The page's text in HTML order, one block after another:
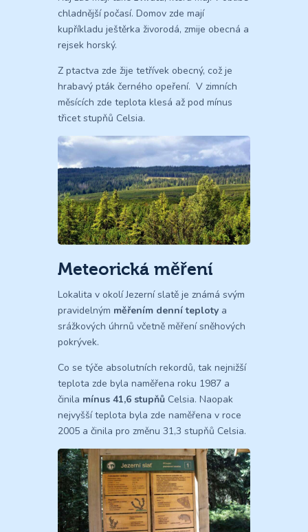
chladnější počasí. Domov zde mají
kupříkladu ještěrka živorodá, zmije obecná a
rejsek horský.
Z ptactva zde žije tetřívek obecný, což je
hrabavý pták černého opeření. V zimních
měsících zde teplota klesá až pod mínus
třicet stupňů Celsia.
Meteorická měření
Lokalita v okolí Jezerní slatě je známá svým
pravidelným měřením denní teploty a
srážkových úhrnů včetně měření sněhových
pokrývek.
Co se týče absolutních rekordů, tak nejnižší
teplota zde byla naměřena roku 1987 a
činila mínus 41,6 stupňů Celsia. Naopak
nejvyšší teplota byla zde naměřena v roce
2005 a činila pro změnu 31,3 stupňů Celsia.